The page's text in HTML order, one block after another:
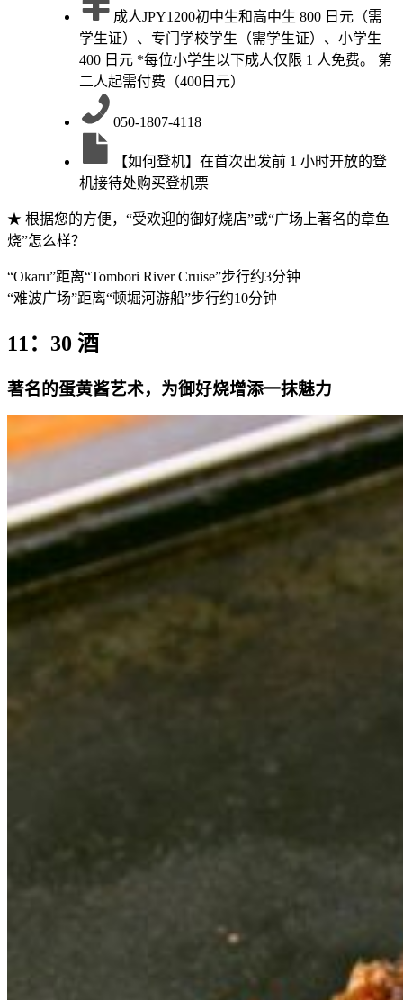
成人JPY1200初中生和高中生 800 日元（需
学生证）、专门学校学生（需学生证）、小学生
400 日元 *每位小学生以下成人仅限 1 人免费。 第
二人起需付费（400日元）
050-1807-4118
【如何登机】在首次出发前 1 小时开放的登
机接待处购买登机票
★ 根据您的方便，“受欢迎的御好烧店”或“广场上著名的章鱼
烧”怎么样？
“Okaru”距离“Tombori River Cruise”步行约3分钟
“难波广场”距离“顿堀河游船”步行约10分钟
11：30 酒
著名的蛋黄酱艺术，为御好烧增添一抹魅力